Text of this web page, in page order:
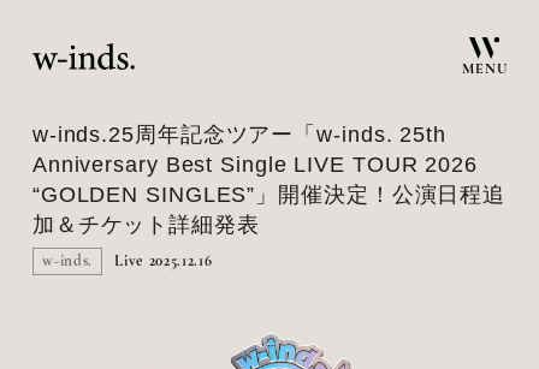
MENU
w-inds.25周年記念ツアー「w-inds. 25th
Anniversary Best Single LIVE TOUR 2026
“GOLDEN SINGLES”」開催決定！公演日程追
加＆チケット詳細発表
w-inds. Live 2025.12.16